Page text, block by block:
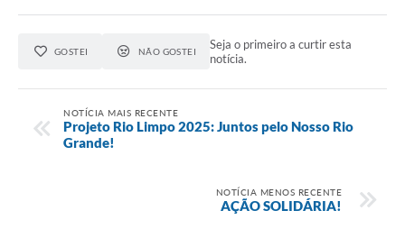
GOSTEI NÃO GOSTEI
Seja o primeiro a curtir esta
notícia.
NOTÍCIA MAIS RECENTE
Projeto Rio Limpo 2025: Juntos pelo Nosso Rio
Grande!
NOTÍCIA MENOS RECENTE
AÇÃO SOLIDÁRIA!